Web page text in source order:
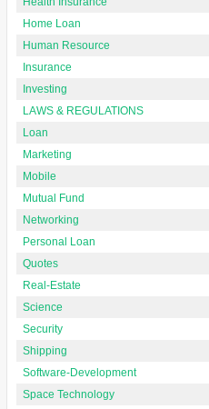
Home Loan
Human Resource
Insurance
Investing
LAWS & REGULATIONS
Loan
Marketing
Mobile
Mutual Fund
Networking
Personal Loan
Quotes
Real-Estate
Science
Security
Shipping
Software-Development
Space Technology